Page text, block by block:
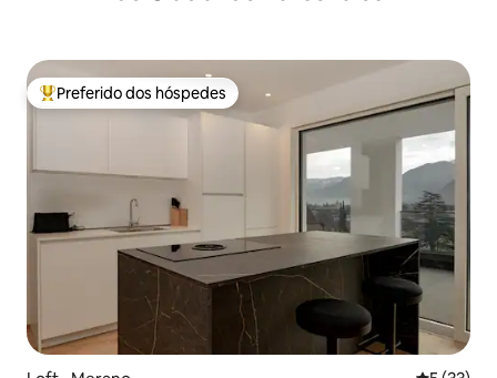
Entre os melhores preferidos dos hóspedes
Preferido dos hóspedes